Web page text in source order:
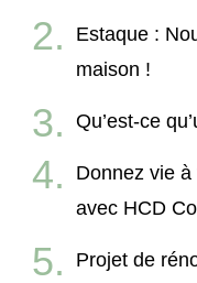
Estaque :
maison !
Qu’est-ce
Donnez vie
avec HCD
Projet de